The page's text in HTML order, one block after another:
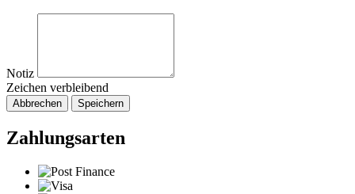
Notiz
Zeichen verbleibend
Abbrechen Speichern
Zahlungsarten